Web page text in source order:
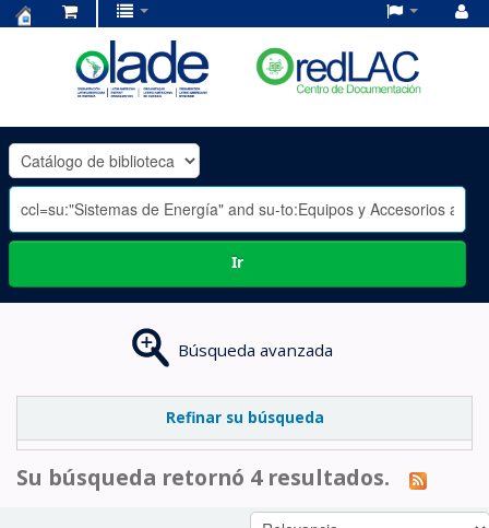
OLADE
-
Ir
Búsqueda avanzada
Refinar su búsqueda
Su búsqueda retornó 4 resultados.